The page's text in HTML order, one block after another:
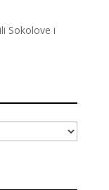
Sokolove i